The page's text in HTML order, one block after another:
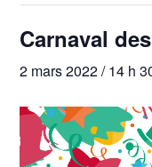
Carnaval
2 mars 2022 / 14 h